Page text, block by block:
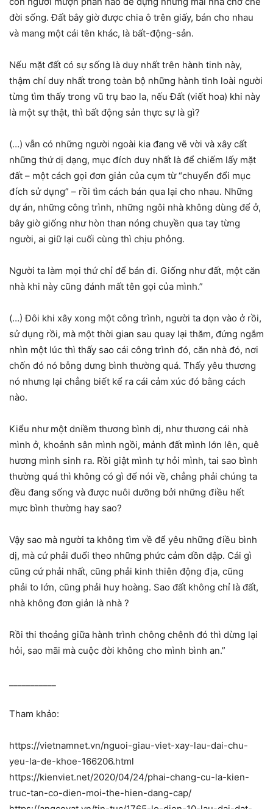
đời sống. Đất bây giờ được chia ô trên giấy, bán cho nhau
và mang một cái tên khác, là bất-động-sản.
Nếu mặt đất có sự sống là duy nhất trên hành tinh này,
thậm chí duy nhất trong toàn bộ những hành tinh loài người
từng tìm thấy trong vũ trụ bao la, nếu Đất (viết hoa) khi này
là một sự thật, thì bất động sản thực sự là gì?
(…) vẫn có những người ngoài kia đang vẽ vời và xây cất
những thứ dị dạng, mục đích duy nhất là để chiếm lấy mặt
đất – một cách gọi đơn giản của cụm từ “chuyển đổi mục
đích sử dụng” – rồi tìm cách bán qua lại cho nhau. Những
dự án, những công trình, những ngôi nhà không dùng để ở,
bây giờ giống như hòn than nóng chuyền qua tay từng
người, ai giữ lại cuối cùng thì chịu phỏng.
Người ta làm mọi thứ chỉ để bán đi. Giống như đất, một căn
nhà khi này cũng đánh mất tên gọi của mình.”
(…) Đôi khi xây xong một công trình, người ta dọn vào ở rồi,
sử dụng rồi, mà một thời gian sau quay lại thăm, đứng ngắm
nhìn một lúc thì thấy sao cái công trình đó, căn nhà đó, nơi
chốn đó nó bỗng dưng bình thường quá. Thấy yêu thương
nó nhưng lại chẳng biết kể ra cái cảm xúc đó bằng cách
nào.
Kiểu như một dniềm thương bình dị, như thương cái nhà
mình ở, khoảnh sân mình ngồi, mảnh đất mình lớn lên, quê
hương mình sinh ra. Rồi giật mình tự hỏi mình, tai sao bình
thường quá thì không có gì để nói về, chẳng phải chúng ta
đều đang sống và được nuôi dưỡng bởi những điều hết
mực bình thường hay sao?
Vậy sao mà người ta không tìm về để yêu những điều bình
dị, mà cứ phải đuổi theo những phức cảm dồn dập. Cái gì
cũng cứ phải nhất, cũng phải kinh thiên động địa, cũng
phải to lớn, cũng phải huy hoàng. Sao đất không chỉ là đất,
nhà không đơn giản là nhà ?
Rồi thi thoảng giữa hành trình chông chênh đó thì dừng lại
hỏi, sao mãi mà cuộc đời không cho mình bình an.”
Tham khảo:
https://vietnamnet.vn/nguoi-giau-viet-xay-lau-dai-chu-
yeu-la-de-khoe-166206.html
https://kienviet.net/2020/04/24/phai-chang-cu-la-kien-
truc-tan-co-dien-moi-the-hien-dang-cap/